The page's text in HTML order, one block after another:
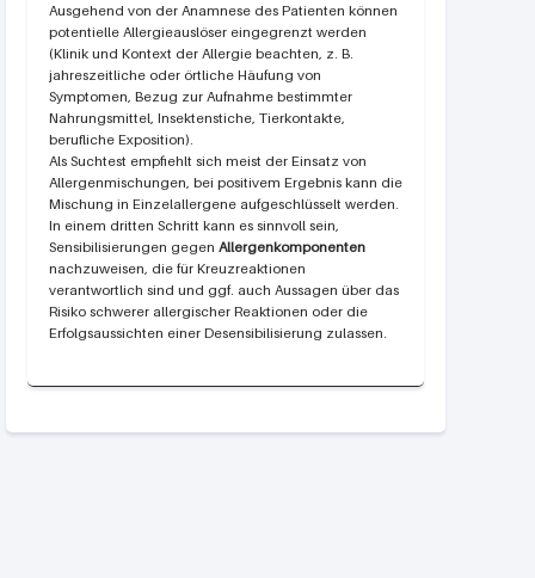
Ausgehend von der Anamnese des Patienten können
potentielle Allergieauslöser eingegrenzt werden
(Klinik und Kontext der Allergie beachten, z. B.
jahreszeitliche oder örtliche Häufung von
Symptomen, Bezug zur Aufnahme bestimmter
Nahrungsmittel, Insektenstiche, Tierkontakte,
berufliche Exposition).
Als Suchtest empfiehlt sich meist der Einsatz von
Allergenmischungen, bei positivem Ergebnis kann die
Mischung in Einzelallergene aufgeschlüsselt werden.
In einem dritten Schritt kann es sinnvoll sein,
Sensibilisierungen gegen Allergenkomponenten
nachzuweisen, die für Kreuzreaktionen
verantwortlich sind und ggf. auch Aussagen über das
Risiko schwerer allergischer Reaktionen oder die
Erfolgsaussichten einer Desensibilisierung zulassen.